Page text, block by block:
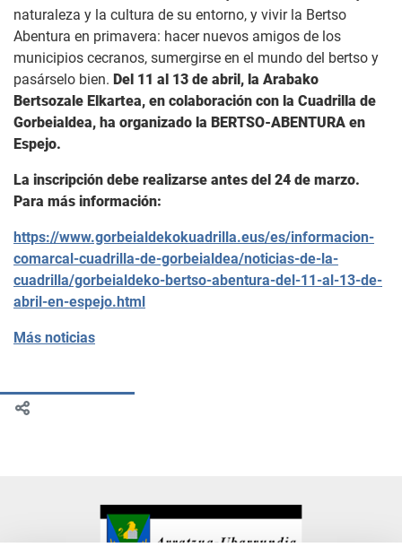
naturaleza y la cultura de su entorno, y vivir la Bertso
Abentura en primavera: hacer nuevos amigos de los
municipios cecranos, sumergirse en el mundo del bertso y
pasárselo bien. Del 11 al 13 de abril, la Arabako
Bertsozale Elkartea, en colaboración con la Cuadrilla de
Gorbeialdea, ha organizado la BERTSO-ABENTURA en
Espejo.
La inscripción debe realizarse antes del 24 de marzo.
Para más información:
https://www.gorbeialdekokuadrilla.eus/es/informacion-
comarcal-cuadrilla-de-gorbeialdea/noticias-de-la-
cuadrilla/gorbeialdeko-bertso-abentura-del-11-al-13-de-
abril-en-espejo.html
Más noticias